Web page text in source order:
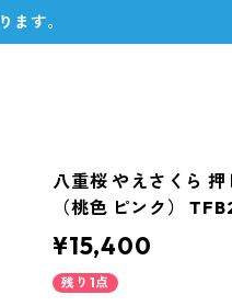
す。
八重桜 やえさくら
（桃色 ピンク）
¥15,400
残り1点